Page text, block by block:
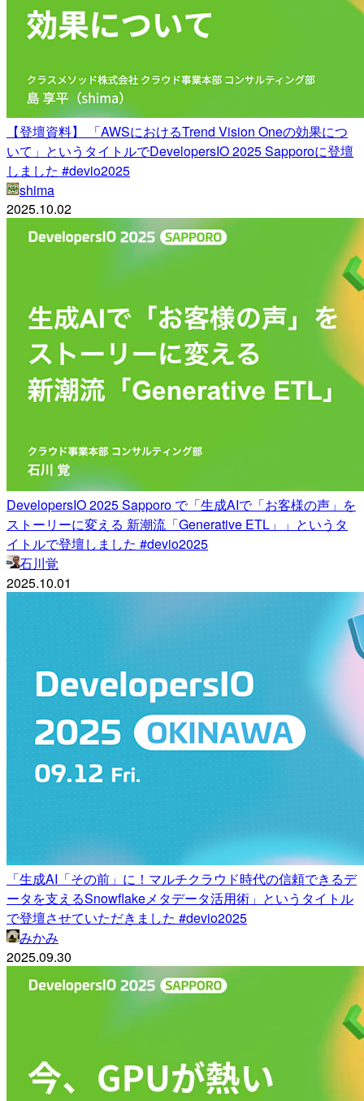
【登壇資料】 「AWSにおけるTrend Vision Oneの効果につ
いて」というタイトルでDevelopersIO 2025 Sapporoに登壇
しました #devio2025
shima
2025.10.02
DevelopersIO 2025 Sapporo で「生成AIで「お客様の声」を
ストーリーに変える 新潮流「Generative ETL」」というタ
イトルで登壇しました #devio2025
石川覚
2025.10.01
「生成AI「その前」に！マルチクラウド時代の信頼できるデ
ータを支えるSnowflakeメタデータ活用術」というタイトル
で登壇させていただきました #devio2025
みかみ
2025.09.30